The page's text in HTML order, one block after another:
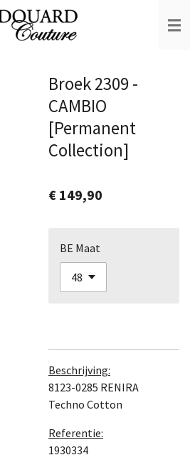
Broek 2309 -
CAMBIO
[Permanent
Collection]
€ 149,90
BE Maat
Beschrijving:
8123-0285 RENIRA
Techno Cotton
Referentie:
1930334